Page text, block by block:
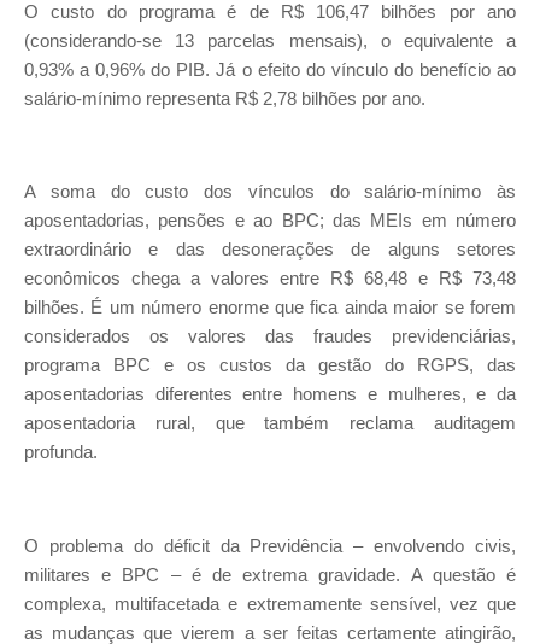
O custo do programa é de R$ 106,47 bilhões por ano
(considerando-se 13 parcelas mensais), o equivalente a
0,93% a 0,96% do PIB. Já o efeito do vínculo do benefício ao
salário-mínimo representa R$ 2,78 bilhões por ano.
A soma do custo dos vínculos do salário-mínimo às
aposentadorias, pensões e ao BPC; das MEIs em número
extraordinário e das desonerações de alguns setores
econômicos chega a valores entre R$ 68,48 e R$ 73,48
bilhões. É um número enorme que fica ainda maior se forem
considerados os valores das fraudes previdenciárias,
programa BPC e os custos da gestão do RGPS, das
aposentadorias diferentes entre homens e mulheres, e da
aposentadoria rural, que também reclama auditagem
profunda.
O problema do déficit da Previdência – envolvendo civis,
militares e BPC – é de extrema gravidade. A questão é
complexa, multifacetada e extremamente sensível, vez que
as mudanças que vierem a ser feitas certamente atingirão,